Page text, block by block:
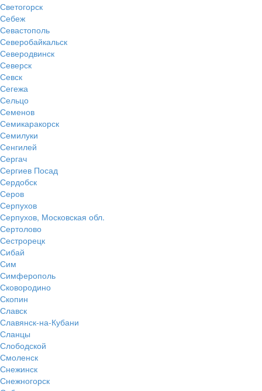
Светогорск
Себеж
Севастополь
Северобайкальск
Северодвинск
Северск
Севск
Сегежа
Сельцо
Семенов
Семикаракорск
Семилуки
Сенгилей
Сергач
Сергиев Посад
Сердобск
Серов
Серпухов
Серпухов, Московская обл.
Сертолово
Сестрорецк
Сибай
Сим
Симферополь
Сковородино
Скопин
Славск
Славянск-на-Кубани
Сланцы
Слободской
Смоленск
Снежинск
Снежногорск